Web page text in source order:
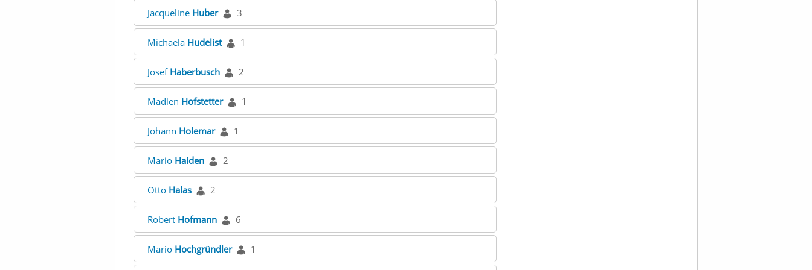
Jacqueline Huber 3
Michaela Hudelist 1
Josef Haberbusch 2
Madlen Hofstetter 1
Johann Holemar 1
Mario Haiden 2
Otto Halas 2
Robert Hofmann 6
Mario Hochgründler 1